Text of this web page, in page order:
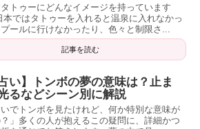
トゥーにどんなイメージを持っています
本ではタトゥーを入れると温泉に入れなかっ
ールに行けなかったり、色々と制限さ...
記事を読む
占い】トンボの夢の意味は？止ま
るなどシーン別に解説
いでトンボを見たけれど、何か特別な意味が
」多くの人が抱えるこの疑問に、詳細かつ